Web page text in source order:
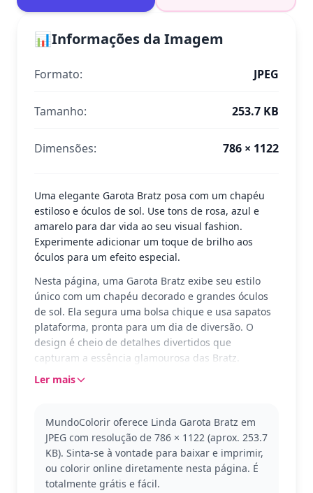
📊Informações da Imagem
Formato: JPEG
Tamanho: 253.7 KB
Dimensões: 786 × 1122
Uma elegante Garota Bratz posa com um chapéu
estiloso e óculos de sol. Use tons de rosa, azul e
amarelo para dar vida ao seu visual fashion.
Experimente adicionar um toque de brilho aos
óculos para um efeito especial.
Nesta página, uma Garota Bratz exibe seu estilo
único com um chapéu decorado e grandes óculos
de sol. Ela segura uma bolsa chique e usa sapatos
plataforma, pronta para um dia de diversão. O
design é cheio de detalhes divertidos que
capturam a essência glamourosa das Bratz.
As Bratz são conhecidas por seu estilo ousado e
Bratz, onde cada acessório conta uma história. Se
você curte a moda delas, também pode gostar de
outras páginas do universo Bratz.
Com complexidade média, é ideal para crianças a
Ler mais
MundoColorir oferece Linda Garota Bratz em
JPEG com resolução de 786 × 1122 (aprox. 253.7
KB). Sinta-se à vontade para baixar e imprimir,
ou colorir online diretamente nesta página. É
totalmente grátis e fácil.